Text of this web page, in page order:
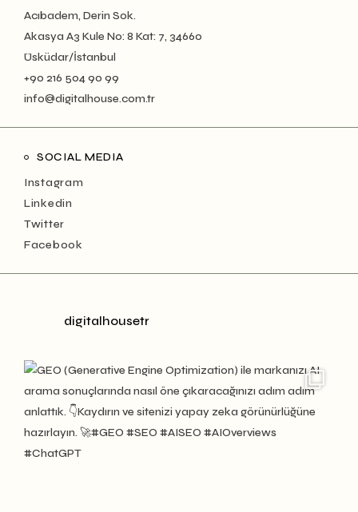
Acıbadem, Derin Sok.
Akasya A3 Kule No: 8 Kat: 7, 34660
Üsküdar/İstanbul
+90 216 504 90 99
info@digitalhouse.com.tr
SOCIAL MEDIA
Instagram
Linkedin
Twitter
Facebook
digitalhousetr